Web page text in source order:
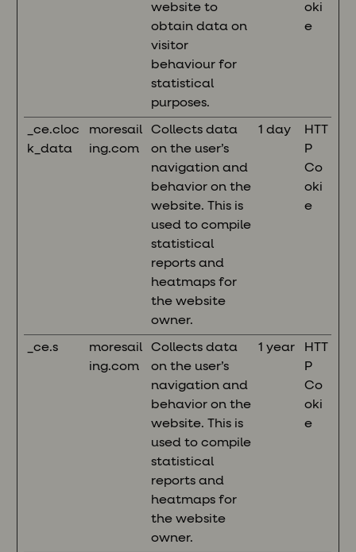
website to
obtain data on
visitor
behaviour for
statistical
purposes.
oki
e
_ce.cloc
k_data
moresail
ing.com
Collects data
on the user’s
navigation and
behavior on the
website. This is
used to compile
statistical
reports and
heatmaps for
the website
owner.
1 day
HTT
P
Co
oki
e
_ce.s
moresail
ing.com
Collects data
on the user’s
navigation and
behavior on the
website. This is
used to compile
statistical
reports and
heatmaps for
the website
owner.
1 year
HTT
P
Co
oki
e